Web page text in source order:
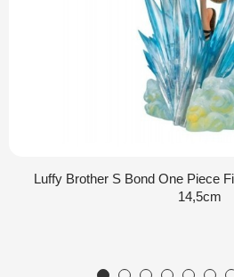
Luffy Brother S Bond One Piece
14,5cm